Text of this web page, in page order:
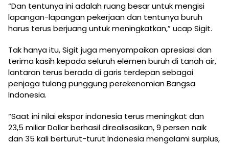
“Dan tentunya ini adalah ruang besar untuk mengisi
lapangan-lapangan pekerjaan dan tentunya buruh
harus terus berjuang untuk meningkatkan,” ucap Sigit.
Tak hanya itu, Sigit juga menyampaikan apresiasi dan
terima kasih kepada seluruh elemen buruh di tanah air,
lantaran terus berada di garis terdepan sebagai
penjaga tulang punggung perekenomian Bangsa
Indonesia.
“Saat ini nilai ekspor indonesia terus meningkat dan
23,5 miliar Dollar berhasil direalisasikan, 9 persen naik
dan 35 kali berturut-turut Indonesia mengalami surplus,